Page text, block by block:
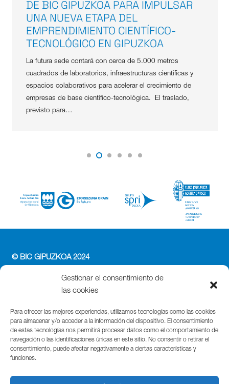
Gestionar el consentimiento de
las cookies
Para ofrecer las mejores experiencias, utilizamos tecnologías como las cookies
para almacenar y/o acceder a la información del dispositivo. El consentimiento
de estas tecnologías nos permitirá procesar datos como el comportamiento de
navegación o las identificaciones únicas en este sitio. No consentir o retirar el
consentimiento, puede afectar negativamente a ciertas características y
funciones.
DE BIC GIPUZKOA PARA IMPULSAR
UNA NUEVA ETAPA DEL
EMPRENDIMIENTO CIENTÍFICO-
TECNOLÓGICO EN GIPUZKOA
La futura sede contará con cerca de 5.000 metros
cuadrados de laboratorios, infraestructuras científicas y
espacios colaborativos para acelerar el crecimiento de
empresas de base científico-tecnológica. El traslado,
previsto para…
© BIC GIPUZKOA 2024
PERFIL DEL CONTRATANTE
ACCESIBILIDAD
POLÍTICA DE COOKIES
AVISO LEGAL
Parque Cientifico Tecnológico de Gipuzkoa
Edificio Tandem – Paseo Miramón, 170